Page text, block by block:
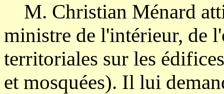
M. Christian Ménard
ministre de l'intérieur, de
territoriales sur les
et mosquées). Il lui